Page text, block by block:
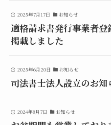
2025年7月17日 お知らせ
適格請求書発行事業者
掲載しました
2025年6月20日 お知らせ
司法書士法人設立のお知
2024年8月7日 お知らせ